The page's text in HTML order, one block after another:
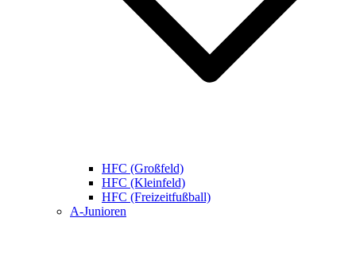
HFC (Großfeld)
HFC (Kleinfeld)
HFC (Freizeitfußball)
A-Junioren